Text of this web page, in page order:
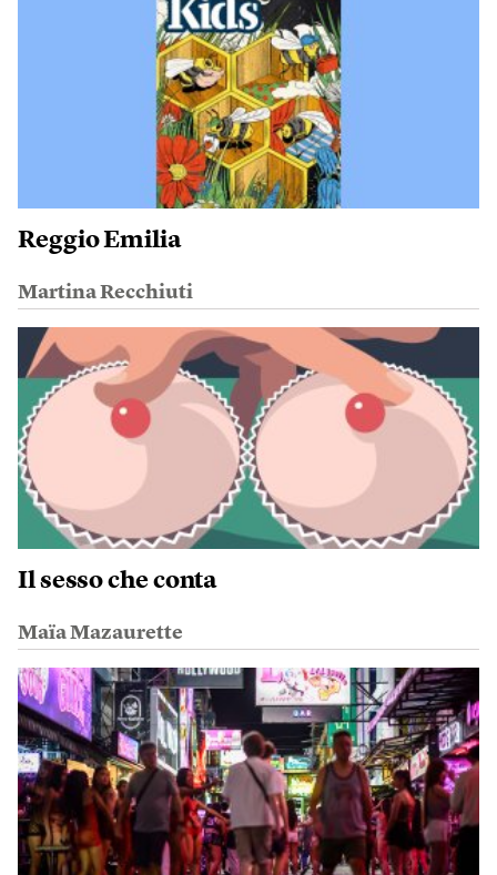
Reggio Emilia
Martina Recchiuti
Il sesso che conta
Maïa Mazaurette